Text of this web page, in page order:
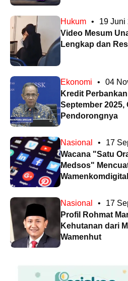
Hukum •
19 Juni
Video Mesum
Lengkap dan
Ekonomi •
04
Kredit
September 2025,
Pendorongnya
Nasional •
17
Wacana "Satu
Medsos"
Nasional •
17
Profil Rohmat
Kehutanan dari
Wamenhut